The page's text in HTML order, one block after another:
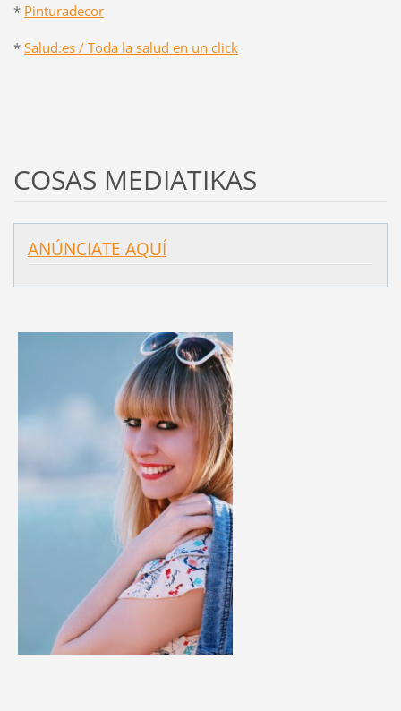
* Pinturadecor
* Salud.es / Toda la salud en un click
COSAS MEDIATIKAS
ANÚNCIATE AQUÍ